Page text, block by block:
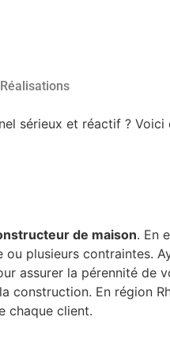
sérieux et réactif ? Voici
de maison. En
plusieurs contraintes.
assurer la pérennité de
construction. En région
chaque client.